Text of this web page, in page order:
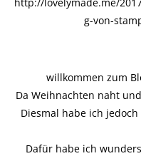
willkommen zum
Da Weihnachten naht
Diesmal habe ich
Dafür habe ich